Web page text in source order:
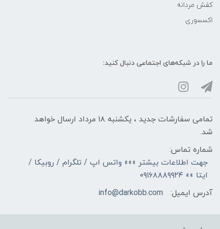
کفش مردانه
اکسسوری
ما را در شبکه‌های اجتماعی دنبال کنید:
تمامی سفارشات جدید ، یکشنبه ۱۸ مرداد ارسال خواهد
شد.
شماره تماس:
جهت اطلاعات بیشتر »»» واتس اپ / تلگرام / روبیکا /
ایتا »» ۰۹۱۶۸۸۸۹۹۲۴
آدرس ایمیل:
info@darkobb.com